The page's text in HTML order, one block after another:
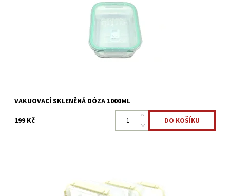
pro tekuté či jemné potraviny. Vynikající pro skladování, zapékání
a ohřívání pokrmů. Opatřeno vzduchotěsným...
Skladem >5 ks
VAKUOVACÍ SKLENĚNÁ DÓZA 1000ML
199 Kč
chcete uchovat nebo přepravit, zůstane v dózách pro uchování
čerstvosti svěží a chutné. Slouží jak jako...